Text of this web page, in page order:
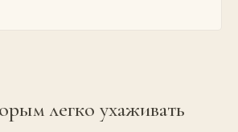
легко ухаживать